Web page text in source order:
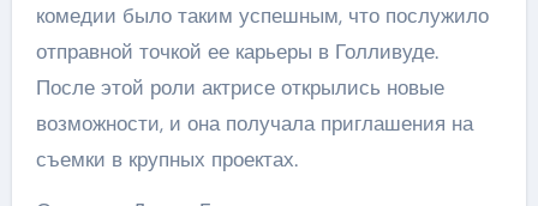
комедии было таким успешным, что послужило
отправной точкой ее карьеры в Голливуде.
После этой роли актрисе открылись новые
возможности, и она получала приглашения на
съемки в крупных проектах.